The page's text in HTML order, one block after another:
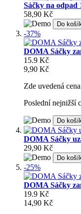
Sáčky na odpad
58,90 Kč
Do
-37%
DOMA Sáčky
15.9 Kč
9,90 Kč
Zde uvedená
Poslední nejnižší
Do
DOMA Sáčky
29,90 Kč
Do
-25%
DOMA Sáčky
19.9 Kč
14,90 Kč